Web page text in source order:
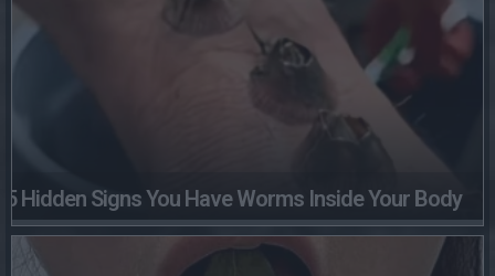
5 Hidden Signs You Have Worms Inside Your Body